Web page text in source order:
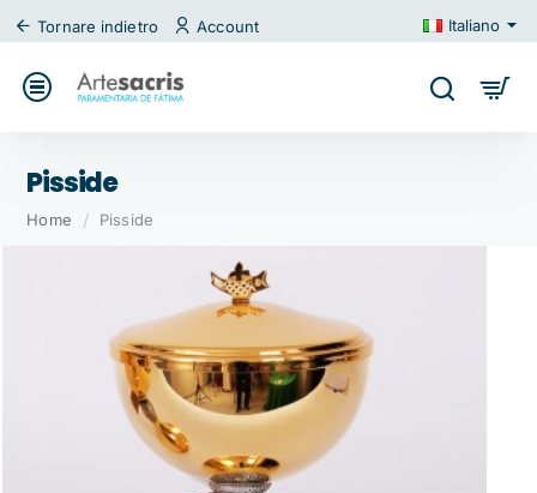
Tornare indietro Account Italiano
Pisside
HomehomePisside